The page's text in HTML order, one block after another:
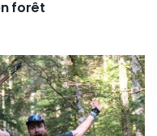
forêt